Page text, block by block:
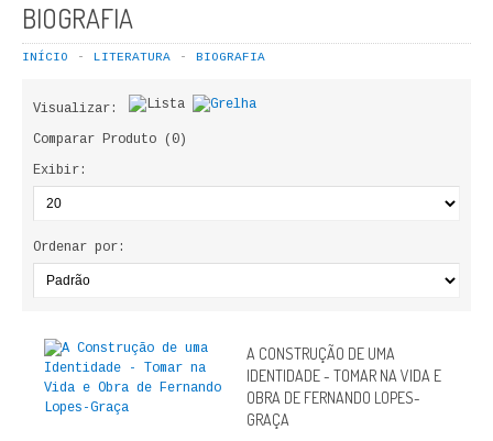
COSMOS INFANTIL
COLEÇÃO APRENDE A COLORIR
LIVROS DE PINTAR
ANTROPOLOGIA E SOCIOLOGIA
ARQUITECTURA
ARTE
BIOGRAFIA
INÍCIO LITERATURA BIOGRAFIA
Visualizar:
Comparar Produto (0)
Exibir:
Ordenar por:
A CONSTRUÇÃO DE UMA
IDENTIDADE - TOMAR NA VIDA E
OBRA DE FERNANDO LOPES-
GRAÇA